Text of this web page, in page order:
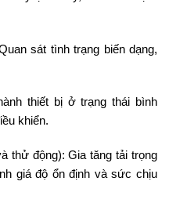
sát tình trạng biến dạng,
thiết bị ở trạng thái bình
khiển.
thử động): Gia tăng tải trọng
giá độ ổn định và sức chịu